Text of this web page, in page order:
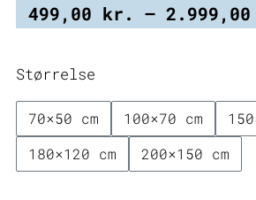
499,00 kr. – 2.999,00
Størrelse
70×50 cm 100×70 cm
180×120 cm
200×150 cm